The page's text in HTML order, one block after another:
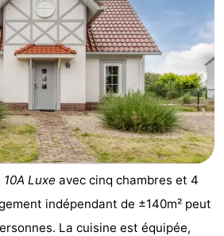
Luxe avec cinq chambres et 4
indépendant de ±140m² peut
La cuisine est équipée,